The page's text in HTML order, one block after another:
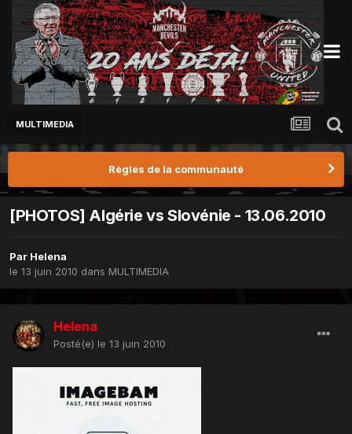
MULTIMEDIA
Règles de la communauté
[PHOTOS] Algérie vs Slovénie - 13.06.2010
Par Helena
le 13 juin 2010 dans MULTIMEDIA
Helena
Posté(e) le 13 juin 2010